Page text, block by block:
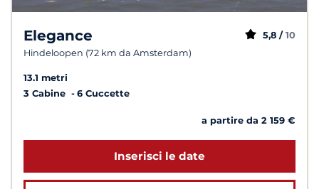
Elegance
Hindeloopen (72 km da Amsterdam)
5,8 / 10
13.1 metri
3 Cabine
6 Cuccette
a partire da 2 159 €
Inserisci le date